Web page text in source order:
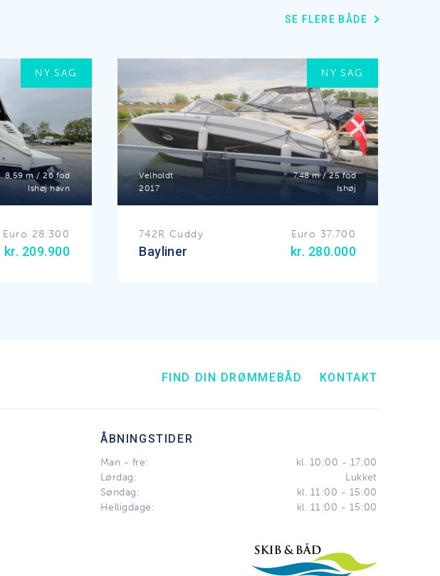
SE FLERE BÅDE
NY SAG
8,59 m / 26 fod
Ishøj havn
Euro 28.300
kr. 209.900
NY SAG
Velholdt
7,48 m / 25 fod
2017
Ishøj
742R Cuddy Euro 37.700
Bayliner kr. 280.000
FIND DIN DRØMMEBÅD KONTAKT
ÅBNINGSTIDER
Man - fre:
kl. 10:00 - 17:00
Lørdag:
Lukket
Søndag:
kl. 11:00 - 15:00
Helligdage:
kl. 11:00 - 15:00